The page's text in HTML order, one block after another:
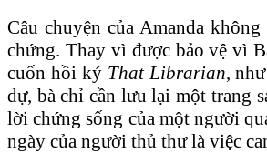
Câu chuyện của Amanda
chứng. Thay vì được bảo vệ vì
cuốn hồi ký That Librarian,
dự, bà chỉ cần lưu lại một trang
lời chứng sống của một người
ngày của người thủ thư là việc